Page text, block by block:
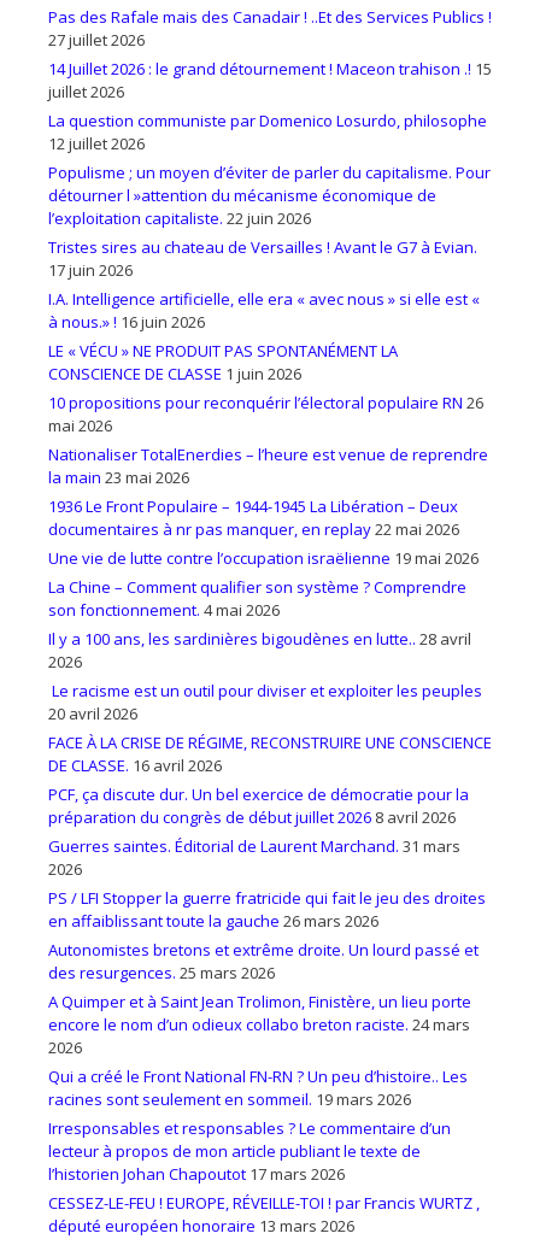
Pas des Rafale mais des Canadair ! ..Et des Services Publics !
27 juillet 2026
14 Juillet 2026 : le grand détournement ! Maceon trahison .! 15
juillet 2026
La question communiste par Domenico Losurdo, philosophe
12 juillet 2026
Populisme ; un moyen d’éviter de parler du capitalisme. Pour
détourner l »attention du mécanisme économique de
l’exploitation capitaliste. 22 juin 2026
Tristes sires au chateau de Versailles ! Avant le G7 à Evian.
17 juin 2026
I.A. Intelligence artificielle, elle era « avec nous » si elle est «
à nous.» ! 16 juin 2026
LE « VÉCU » NE PRODUIT PAS SPONTANÉMENT LA
CONSCIENCE DE CLASSE 1 juin 2026
10 propositions pour reconquérir l’électoral populaire RN 26
mai 2026
Nationaliser TotalEnerdies – l’heure est venue de reprendre
la main 23 mai 2026
1936 Le Front Populaire – 1944-1945 La Libération – Deux
documentaires à nr pas manquer, en replay22 mai 2026
Une vie de lutte contre l’occupation israëlienne 19 mai 2026
La Chine – Comment qualifier son système ? Comprendre
son fonctionnement. 4 mai 2026
Il y a 100 ans, les sardinières bigoudènes en lutte.. 28 avril
2026
Le racisme est un outil pour diviser et exploiter les peuples
20 avril 2026
FACE À LA CRISE DE RÉGIME, RECONSTRUIRE UNE CONSCIENCE
DE CLASSE. 16 avril 2026
PCF, ça discute dur. Un bel exercice de démocratie pour la
préparation du congrès de début juillet 2026 8 avril 2026
Guerres saintes. Éditorial de Laurent Marchand. 31 mars
2026
PS / LFI Stopper la guerre fratricide qui fait le jeu des droites
en affaiblissant toute la gauche 26 mars 2026
Autonomistes bretons et extrême droite. Un lourd passé et
des resurgences. 25 mars 2026
A Quimper et à Saint Jean Trolimon, Finistère, un lieu porte
encore le nom d’un odieux collabo breton raciste. 24 mars
2026
Qui a créé le Front National FN-RN ? Un peu d’histoire.. Les
racines sont seulement en sommeil. 19 mars 2026
Irresponsables et responsables ? Le commentaire d’un
lecteur à propos de mon article publiant le texte de
l’historien Johan Chapoutot 17 mars 2026
CESSEZ-LE-FEU ! EUROPE, RÉVEILLE-TOI ! par Francis WURTZ ,
député européen honoraire 13 mars 2026